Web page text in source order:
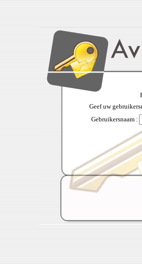
Geef uw
Gebruikersnaam :